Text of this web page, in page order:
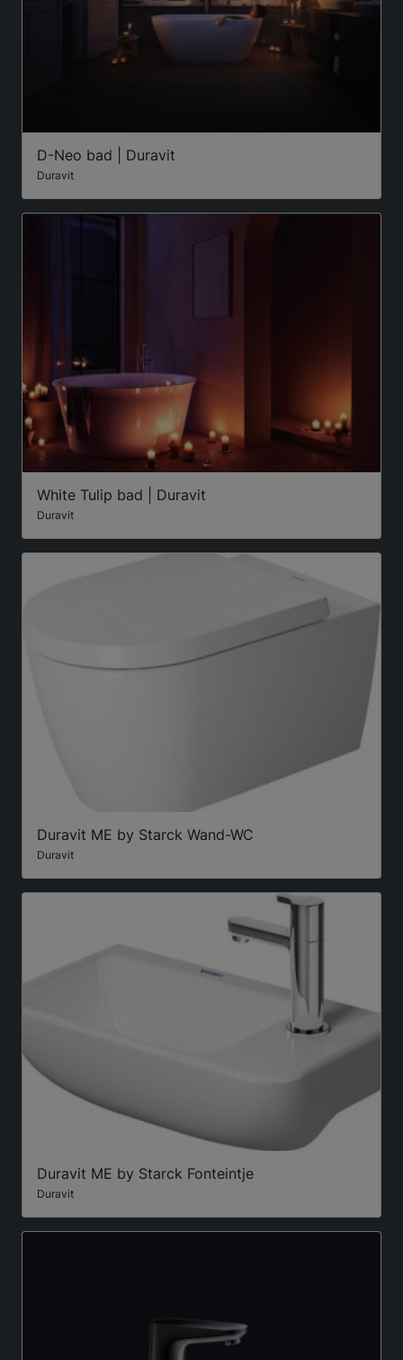
D-Neo bad | Duravit
Duravit
White Tulip bad | Duravit
Duravit
Duravit ME by Starck Wand-WC
Duravit
Duravit ME by Starck Fonteintje
Duravit